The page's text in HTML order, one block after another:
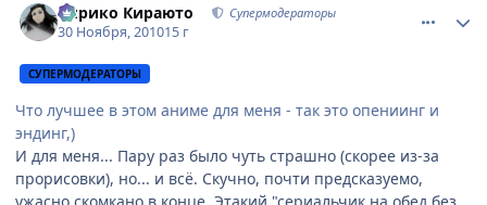
Кирико Кираюто Супермодераторы
30 Ноября, 201015 г
СУПЕРМОДЕРАТОРЫ
Что лучшее в этом аниме для меня - так это опениинг и
эндинг,)
И для меня... Пару раз было чуть страшно (скорее из-за
прорисовки), но... и всё. Скучно, почти предсказуемо,